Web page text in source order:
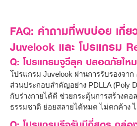
FAQ: คำถามที่พบบ่อย เกี่
Juvelook และ โปรแกรม
Q: โปรแกรมจูวีลุค ปลอดภัยไห
โปรแกรม Juvelook ผ่านการรับรองจาก
ส่วนประกอบสำคัญอย่าง PDLLA (Poly
กับร่างกายได้ดี ช่วยกระตุ้นการสร้างคอ
ธรรมชาติ ย่อยสลายได้หมด ไม่ตกค้าง